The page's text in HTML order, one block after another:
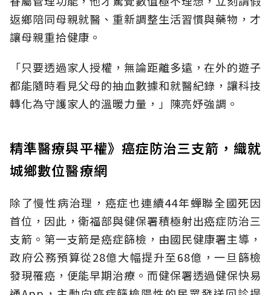
返鄉陪同母親就醫、重新調整生活習慣與藥物，才
讓母親重拾健康。
「只要透過家人授權，無論距離多遠，在外的遊子
都能隨時看見父母的抽血數據和就醫紀錄，讓科技
轉化為守護家人的溫暖力量，」陳亮妤強調。
精準醫療與平權》癌症防治三支箭，織就
城鄉數位醫療網
除了慢性病治理，癌症也連續44年蟬聯全國死因
首位，因此，衛福部與健保署積極射出癌症防治三
支箭。第一支箭是癌症篩檢，由國民健康署主導，
政府公務預算從28億大幅提升至68億，一旦篩檢
發現罹癌，便能早期治療。而健保署透過健保快易